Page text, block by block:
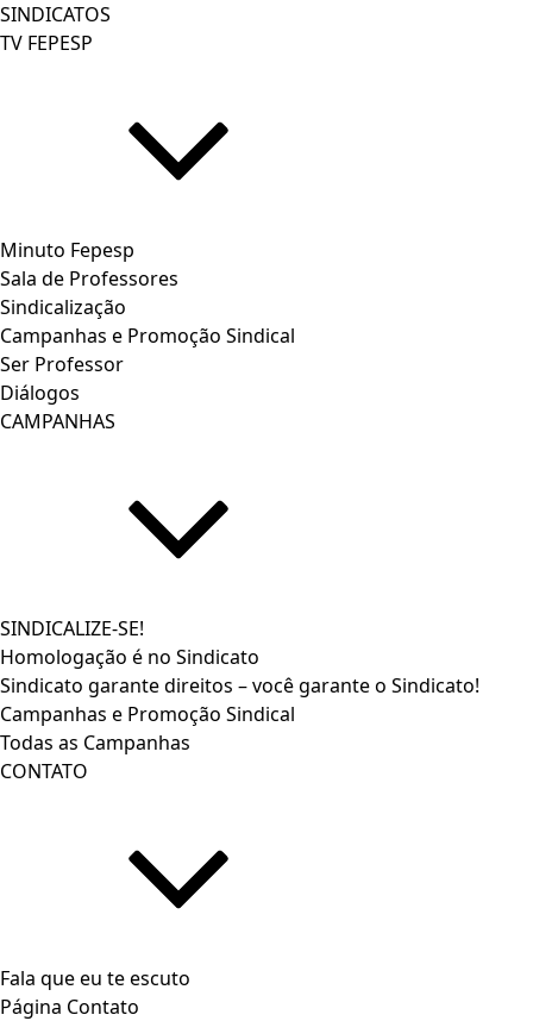
SINDICATOS
TV FEPESP
Minuto Fepesp
Sala de Professores
Sindicalização
Campanhas e Promoção Sindical
Ser Professor
Diálogos
CAMPANHAS
SINDICALIZE-SE!
Homologação é no Sindicato
Sindicato garante direitos – você garante o Sindicato!
Campanhas e Promoção Sindical
Todas as Campanhas
CONTATO
Fala que eu te escuto
Página Contato